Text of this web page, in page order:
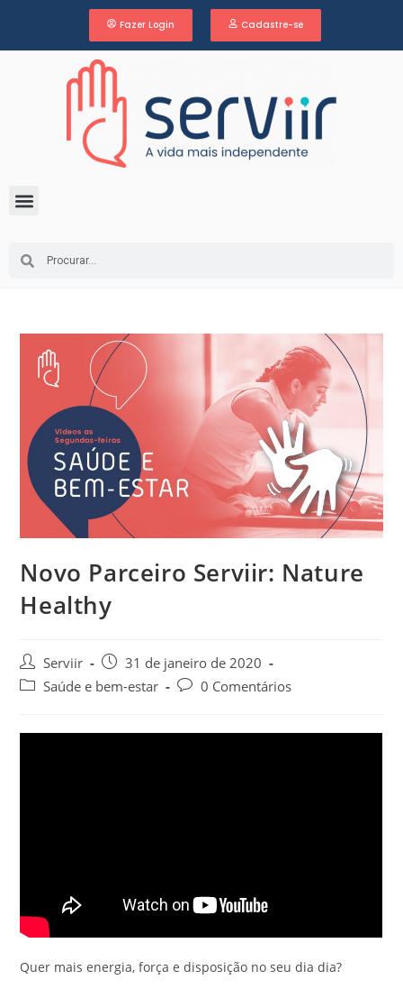
Fazer Login Cadastre-se
Novo Parceiro Serviir: Nature
Healthy
Serviir
31 de janeiro de 2020
Saúde e bem-estar
0 Comentários
Quer mais energia, força e disposição no seu dia dia?